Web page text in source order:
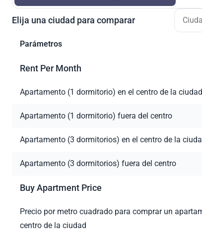
Elija una ciudad para comparar
Parámetros
Rent Per Month
Apartamento (1 dormitorio) en el centro de la ciudad
Apartamento (1 dormitorio) fuera del centro
Apartamento (3 dormitorios) en el centro de la
Apartamento (3 dormitorios) fuera del centro
Buy Apartment Price
Precio por metro cuadrado para comprar un
centro de la ciudad